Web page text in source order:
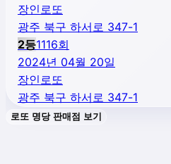
장인로또
광주 북구 하서로 347-1
2등1116회
2024년 04월 20일
장인로또
광주 북구 하서로 347-1
로또 명당 판매점 보기